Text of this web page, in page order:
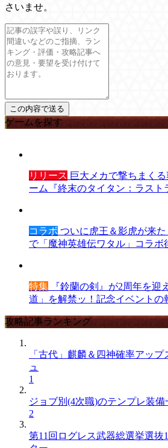
さいませ。
ゲームを探す
リリース 巨大メカで撃ちまく
ーム『終末のタイタン：ラスト
コラボ ついに虎王＆影虎が来た
で「魔神英雄伝ワタル」コラボ
特集 『鈴蘭の剣』が2周年を迎
道」を解禁ッ！記念イベントの
攻略記事ランキング
「古代」麒麟＆四神確率アップ
ュ
1
ジョブ別(4次職)のテンプレ装備
2
第11回ログレス武器総選挙選抜